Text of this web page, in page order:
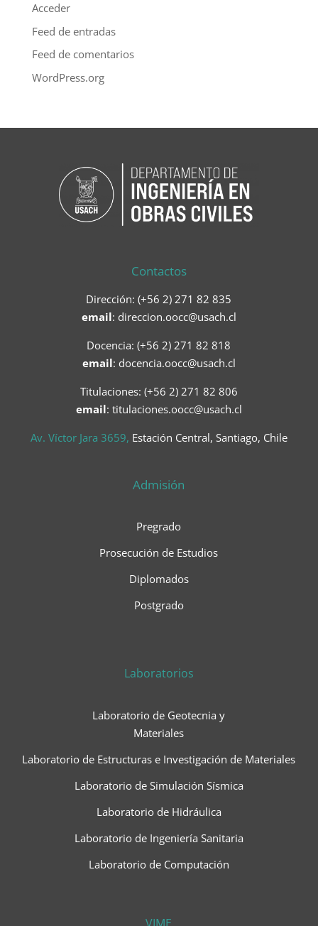
Acceder
Feed de entradas
Feed de comentarios
WordPress.org
Contactos
Dirección: (+56 2) 271 82 835
email: direccion.oocc@usach.cl
Docencia: (+56 2) 271 82 818
email: docencia.oocc@usach.cl
Titulaciones: (+56 2) 271 82 806
email: titulaciones.oocc@usach.cl
Av. Víctor Jara 3659, Estación Central, Santiago, Chile
Admisión
Pregrado
Prosecución de Estudios
Diplomados
Postgrado
Laboratorios
Laboratorio de Geotecnia y
Materiales
Laboratorio de Estructuras e Investigación de Materiales
Laboratorio de Simulación Sísmica
Laboratorio de Hidráulica
Laboratorio de Ingeniería Sanitaria
Laboratorio de Computación